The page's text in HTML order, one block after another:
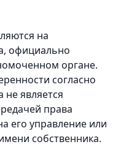
на
официально
органе.
согласно
не является
права
его управление или
собственника.